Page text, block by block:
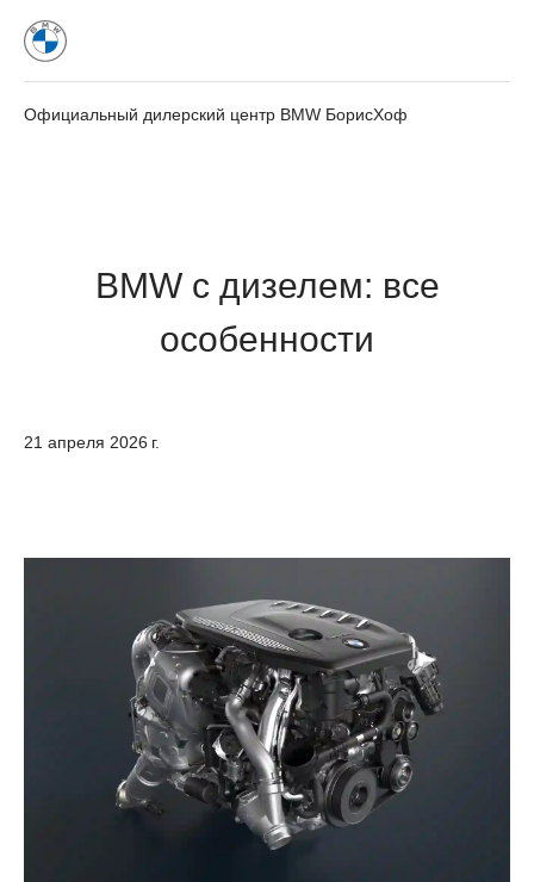
Официальный дилерский центр BMW БорисХоф
BMW с дизелем: все
особенности
21 апреля 2026 г.